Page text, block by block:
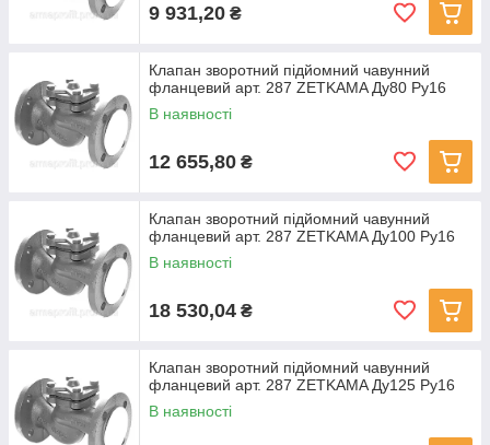
9 931,20 ₴
Клапан зворотний підйомний чавунний
фланцевий арт. 287 ZETKAMA Ду80 Ру16
В наявності
12 655,80 ₴
Клапан зворотний підйомний чавунний
фланцевий арт. 287 ZETKAMA Ду100 Ру16
В наявності
18 530,04 ₴
Клапан зворотний підйомний чавунний
фланцевий арт. 287 ZETKAMA Ду125 Ру16
В наявності